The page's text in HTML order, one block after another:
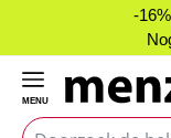
-
MENU